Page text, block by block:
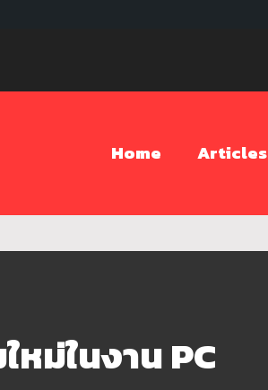
Home Articles
หม่ในงาน PC